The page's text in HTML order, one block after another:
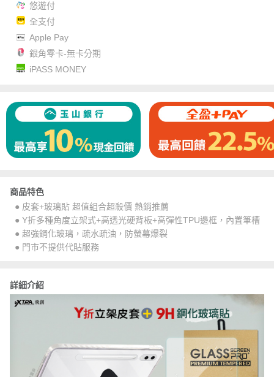
悠遊付
全支付
Apple Pay
銀角零卡-無卡分期
iPASS MONEY
商品特色
● 皮套+玻璃貼 超值組合超殺價 熱銷推薦
● Y折多種角度立架式+高透光硬背板+高彈性TPU邊框，內置筆槽
● 超強鋼化玻璃，疏水疏油，防螢幕爆裂
● 門市不提供代貼服務
詳細介紹